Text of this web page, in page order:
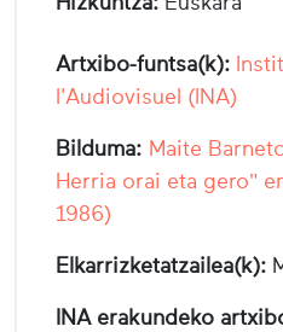
Artxibo-funtsa(k):
l'Audiovisuel (INA)
Bilduma: Maite
Herria orai eta gero"
1986)
Elkarrizketatzailea(k):
INA erakundeko